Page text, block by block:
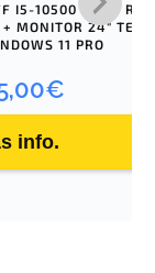
I5-10500 16 GB
MONITOR 24″
WINDOWS 11 PRO
€
info.